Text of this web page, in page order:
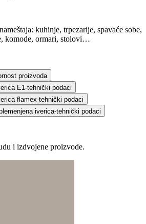
kuhinje, trpezarije, spavaće sobe,
komode, ormari, stolovi…
proizvoda
E1-tehnički podaci
flamex-tehnički podaci
iverica-tehnički podaci
i izdvojene proizvode.